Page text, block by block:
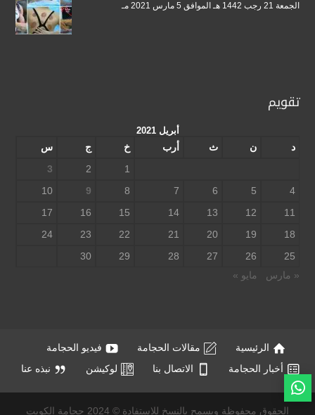
الجمعة 21 رجب 1442 هـ الموافق 5 مارس 2021 مـ
تقويم
أبريل 2021
د ن ث أرب خ ج
س
1
2
3
4
5
6
7
8
9
10
11
12
13
14
15
16
17
18
19
20
21
22
23
24
25
26
27
28
29
30
« مارس
مايو »
الرئيسية مقالات الحجامة
فيديو الحجامة
أخبار الحجامة
الاتصال بنا لوكيشن نبذه عنا
الحقوق محفوظة ويسمح بالنسخ للاستفادة © 2024 حجامة الكويت